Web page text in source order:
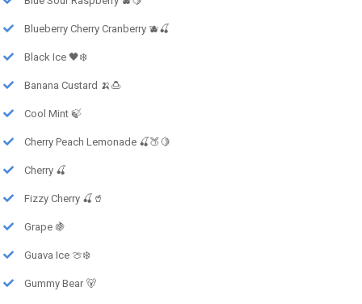
Blueberry Cherry Cranberry 🫐🍒
Black Ice 🖤❄️
Banana Custard 🍌🍮
Cool Mint 🍃
Cherry Peach Lemonade 🍒🍑🍋
Cherry 🍒
Fizzy Cherry 🍒🥤
Grape 🍇
Guava Ice 🍈❄️
Gummy Bear 🐻